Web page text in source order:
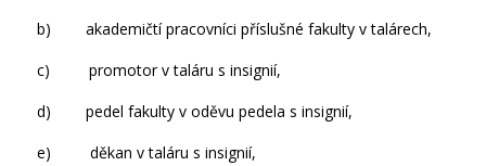
b) akademičtí pracovníci příslušné fakulty v talárech,
c) promotor v taláru s insignií,
d) pedel fakulty v oděvu pedela s insignií,
e) děkan v taláru s insignií,